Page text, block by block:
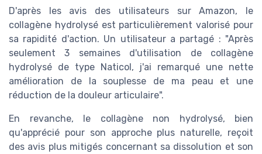
D'après les avis des utilisateurs sur Amazon, le
collagène hydrolysé est particulièrement valorisé pour
sa rapidité d'action. Un utilisateur a partagé : "Après
seulement 3 semaines d'utilisation de collagène
hydrolysé de type Naticol, j'ai remarqué une nette
amélioration de la souplesse de ma peau et une
réduction de la douleur articulaire".
En revanche, le collagène non hydrolysé, bien
qu'apprécié pour son approche plus naturelle, reçoit
des avis plus mitigés concernant sa dissolution et son